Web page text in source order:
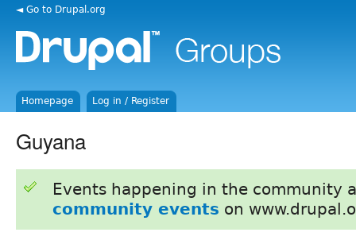
◄ Go to Drupal.org
Homepage Log in / Register
Guyana
Events happening in the community
community events on